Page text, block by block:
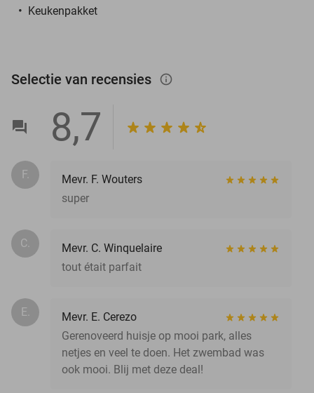
Keukenpakket
Selectie van recensies info_outlined
8,7
F.
Mevr. F. Wouters
super
C.
Mevr. C. Winquelaire
tout était parfait
E.
Mevr. E. Cerezo
Gerenoveerd huisje op mooi park, alles
netjes en veel te doen. Het zwembad was
ook mooi. Blij met deze deal!